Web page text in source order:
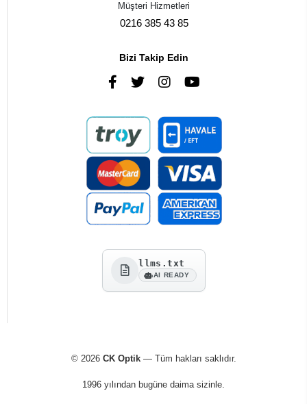
Müşteri Hizmetleri
0216 385 43 85
Bizi Takip Edin
llms.txt
AI READY
© 2026 CK Optik— Tüm hakları saklıdır.
1996 yılından bugüne daima sizinle.